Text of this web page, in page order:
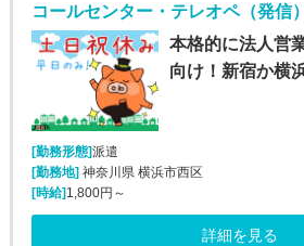
本格的に法人営
向け！新宿か横
[勤務形態]派遣
[勤務地] 神奈川県 横浜市西区
[時給] 1,800円～
詳細を見る